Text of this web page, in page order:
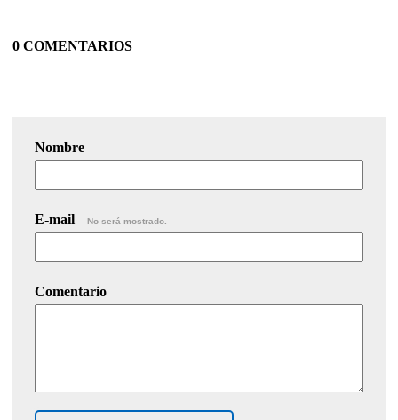
0 COMENTARIOS
Nombre
E-mail No será mostrado.
Comentario